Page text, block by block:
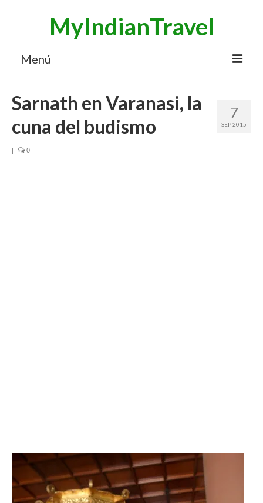
MyIndianTravel
Menú
7
SEP 2015
Sarnath en Varanasi, la
cuna del budismo
| 0